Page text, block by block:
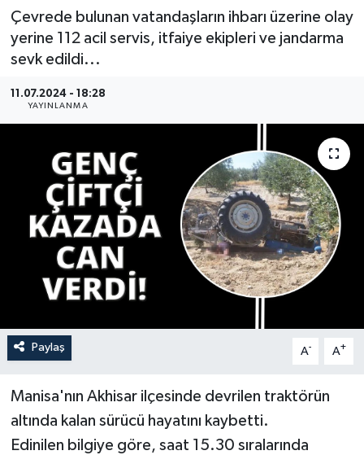
Çevrede bulunan vatandaşların ihbarı üzerine olay
yerine 112 acil servis, itfaiye ekipleri ve jandarma
sevk edildi...
11.07.2024 - 18:28
YAYINLANMA
Paylaş A- A+
Manisa'nın Akhisar ilçesinde devrilen traktörün
altında kalan sürücü hayatını kaybetti.
Edinilen bilgiye göre, saat 15.30 sıralarında
SPOR
YAŞAM